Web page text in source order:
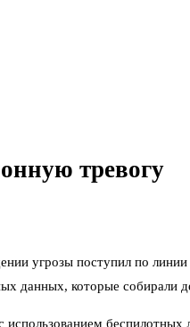
тревогу
угрозы поступил по
данных, которые собирали
беспилотных